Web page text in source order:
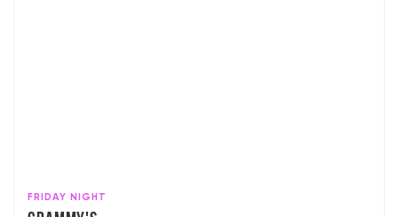
FRIDAY NIGHT